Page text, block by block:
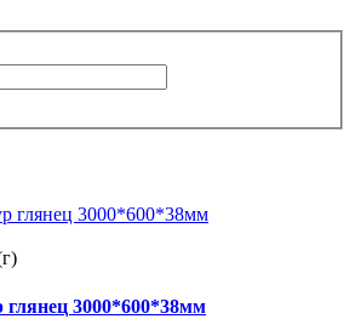
3000*600*38мм